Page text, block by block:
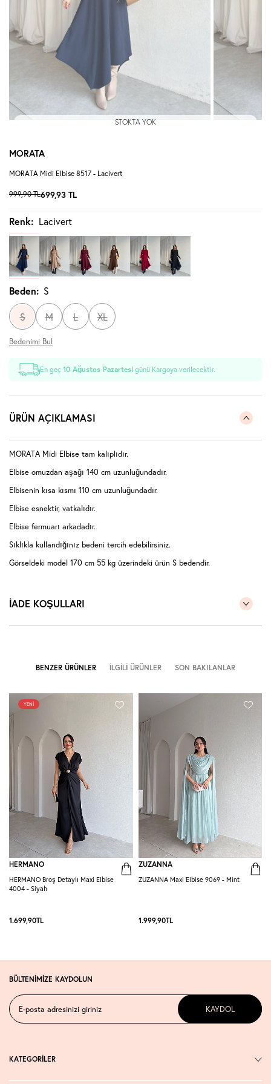
STOKTA YOK
MORATA
MORATA Midi Elbise 8517 - Lacivert
999,90TL699,93 TL
Renk: Lacivert
Beden: S
S M L XL
Bedenimi Bul
En geç10 Ağustos Pazartesi günü Kargoya verilecektir.
ÜRÜN AÇIKLAMASI
MORATA Midi Elbise tam kalıplıdır.
Elbise omuzdan aşağı 140 cm uzunluğundadır.
Elbisenin kısa kısmı 110 cm uzunluğundadır.
Elbise esnektir, vatkalıdır.
Elbise fermuarı arkadadır.
Sıklıkla kullandığınız bedeni tercih edebilirsiniz.
Görseldeki model 170 cm 55 kg üzerindeki ürün S bedendir.
İADE KOŞULLARI
BENZER ÜRÜNLER İLGILI ÜRÜNLER SON BAKILANLAR
YENI
HERMANO
HERMANO Broş Detaylı Maxi Elbise
4004 - Siyah
1.699,90TL
ZUZANNA
ZUZANNA Maxi Elbise 9069 - Mint
1.999,90TL
BÜLTENİMİZE KAYDOLUN
KAYDOL
KATEGORİLER